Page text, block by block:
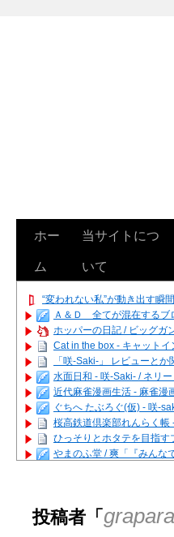
ホー
ム
当サイトにつ
いて
“変われない私”が動き出す瞬
Ａ＆Ｄ 全てが混在するブ
ホッパーの日記 / ビッグ
Cat in the box - キャットイ
「咲-Saki-」 レビューと
水面日和 - 咲-Saki- / ネリ
近代麻雀漫画生活 - 麻雀漫
ぐちへ たぶろぐ(仮) - 咲-
桜高鉄道倶楽部れんらく
ひっそりとホタテを目指す
やまのふ堂 / 爽「『みんな
咲クラ女子 - 咲-Saki- / 姫
咲スファクション☆タウ
投稿者「